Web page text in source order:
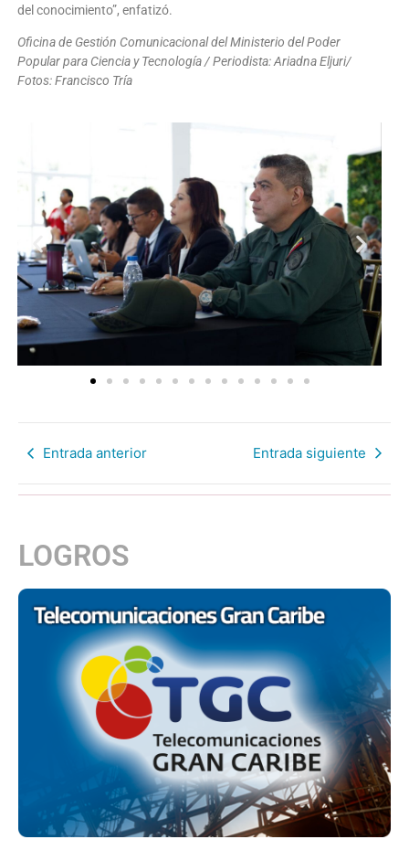
del conocimiento”, enfatizó.
Oficina de Gestión Comunicacional del Ministerio del Poder
Popular para Ciencia y Tecnología / Periodista: Ariadna Eljuri/
Fotos: Francisco Tría
Entrada anterior Entrada siguiente
LOGROS